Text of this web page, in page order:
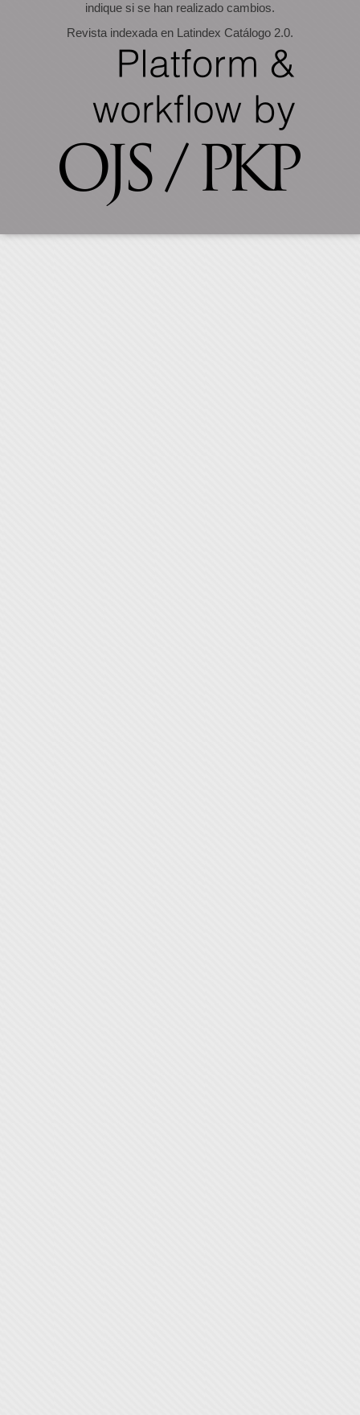
indique si se han realizado cambios.
Revista indexada en Latindex Catálogo 2.0.